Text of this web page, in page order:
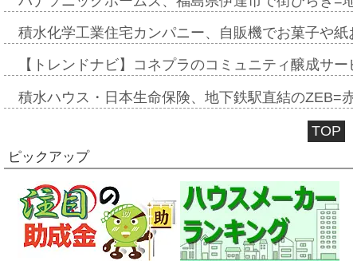
積水化学工業住宅カンパニー、自販機でお菓子や
【トレンドナビ】コネプラのコミュニティ醸成サ
積水ハウス・日本生命保険、地下鉄駅直結のZEB=
TOP
ピックアップ